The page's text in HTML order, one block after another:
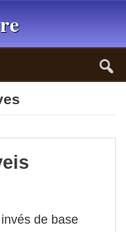
de base